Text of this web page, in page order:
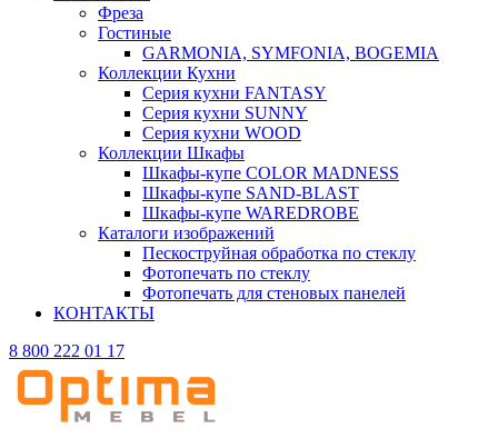
Фреза
Гостиные
GARMONIA, SYMFONIA, BOGEMIA
Коллекции Кухни
Серия кухни FANTASY
Серия кухни SUNNY
Серия кухни WOOD
Коллекции Шкафы
Шкафы-купе COLOR MADNESS
Шкафы-купе SAND-BLAST
Шкафы-купе WAREDROBE
Каталоги изображений
Пескоструйная обработка по стеклу
Фотопечать по стеклу
Фотопечать для стеновых панелей
КОНТАКТЫ
8 800 222 01 17